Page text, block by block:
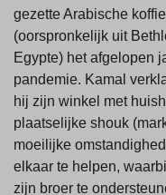
gezette Arabische
(oorspronkelijk uit
Egypte) het afgelopen
pandemie. Kamal
hij zijn winkel met
plaatselijke shouk
moeilijke
elkaar te helpen,
zijn broer te